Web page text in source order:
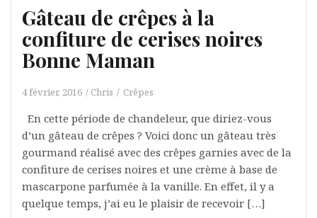
Gâteau de crêpes à la
confiture de cerises noires
Bonne Maman
4 février, 2016 Chris Crêpes
En cette période de chandeleur, que diriez-vous
d’un gâteau de crêpes ? Voici donc un gâteau très
gourmand réalisé avec des crêpes garnies avec de la
confiture de cerises noires et une crème à base de
mascarpone parfumée à la vanille. En effet, il y a
quelque temps, j’ai eu le plaisir de recevoir […]